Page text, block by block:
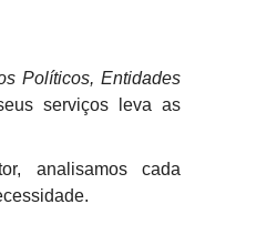
Políticos, Entidades
serviços leva as
analisamos cada